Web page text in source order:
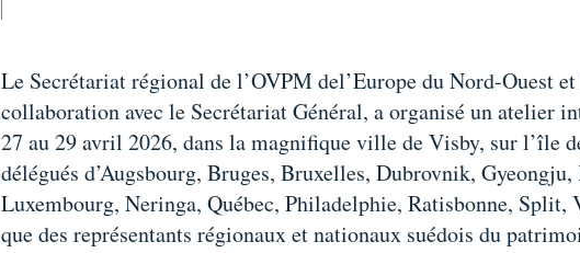
Le Secrétariat régional de l’OVPM del’Europe du Nord-Ouest
collaboration avec le Secrétariat Général, a organisé un atelier
27 au 29 avril 2026, dans la magnifique ville de Visby, sur l’île
délégués d’Augsbourg, Bruges, Bruxelles, Dubrovnik,
Luxembourg, Neringa, Québec, Philadelphie, Ratisbonne,
que des représentants régionaux et nationaux suédois du